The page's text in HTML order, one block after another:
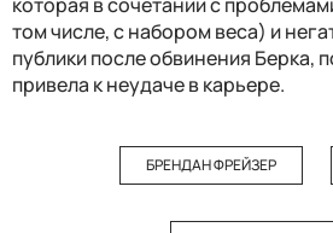
том числе, с набором веса) и
публики после обвинения Берка,
привела к неудаче в карьере.
БРЕНДАН ФРЕЙЗЕР